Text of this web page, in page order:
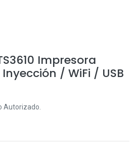
Impresora
/ WiFi / USB
Autorizado.